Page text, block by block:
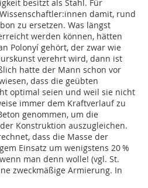
besitzt als Stahl. Für
damit, rund
zu ersetzen. Was längst
werden können, hätten
Polonyí gehört, der zwar wie
verehrt wird, dann ist
hatte der Mann schon vor
dass die geübten
optimal seien und weil sie nicht
immer dem Kraftverlauf zu
genommen, um die
Konstruktion auszugleichen.
dass die Masse der
Einsatz um wenigstens 20 %
man denn wolle! (vgl. St.
zweckmäßige Armierung. In